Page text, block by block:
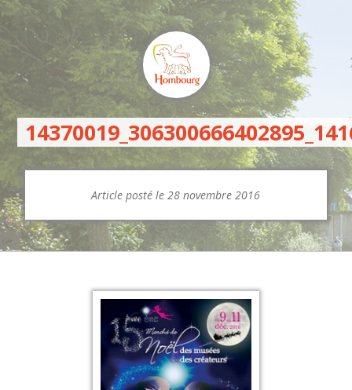
Article posté le 28 novembre 2016